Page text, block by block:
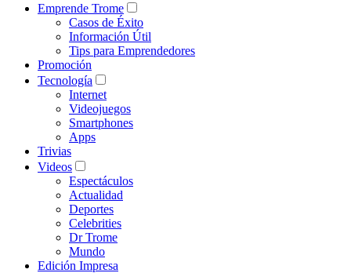
Emprende Trome
Casos de Éxito
Información Útil
Tips para Emprendedores
Promoción
Tecnología
Internet
Videojuegos
Smartphones
Apps
Trivias
Videos
Espectáculos
Actualidad
Deportes
Celebrities
Dr Trome
Mundo
Edición Impresa